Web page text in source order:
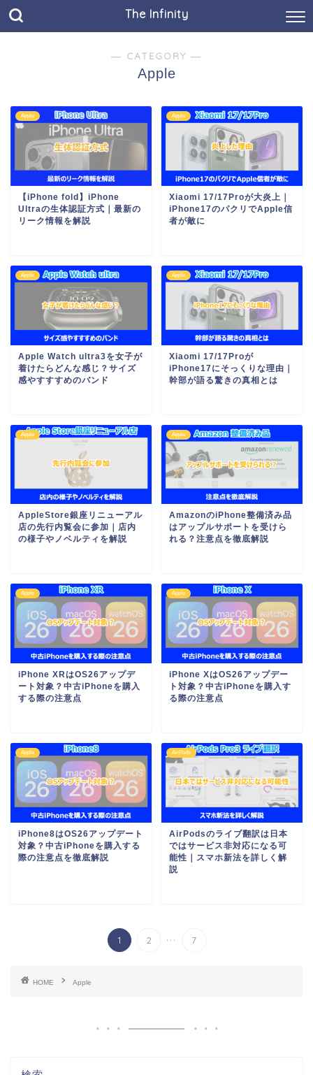
The Infinity
― CATEGORY ―
Apple
Apple
【iPhone fold】iPhone
Ultraの生体認証方式｜最新の
リーク情報を解説
Apple
Xiaomi 17/17Proが大炎上｜
iPhone17のパクリでApple信
者が敵に
Apple
Apple Watch ultra3を女子が
着けたらどんな感じ？サイズ
感やすすすめのバンド
Apple
Xiaomi 17/17Proが
iPhone17にそっくりな理由｜
幹部が語る驚きの真相とは
Apple
AppleStore銀座リニューアル
店の先行内覧会に参加｜店内
の様子やノベルティを解説
Apple
AmazonのiPhone整備済み品
はアップルサポートを受けら
れる？注意点を徹底解説
Apple
iPhone XRはOS26アップデ
ート対象？中古iPhoneを購入
する際の注意点
Apple
iPhone XはOS26アップデー
ト対象？中古iPhoneを購入す
る際の注意点
Apple
iPhone8はOS26アップデート
対象？中古iPhoneを購入する
際の注意点を徹底解説
AirPods
AirPodsのライブ翻訳は日本
ではサービス非対応になる可
能性｜スマホ新法を詳しく解
説
1 2 ... 7
HOME Apple